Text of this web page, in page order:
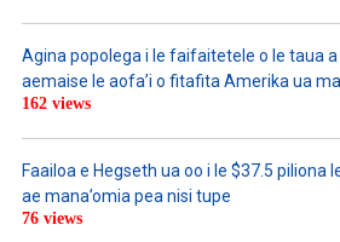
Agina popolega i le faifaitetele o le taua
aemaise le aofa’i o fitafita Amerika ua
162 views
Faailoa e Hegseth ua oo i le $37.5 piliona
ae mana’omia pea nisi tupe
76 views